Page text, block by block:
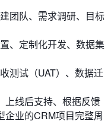
团队、需求调研、目标
、定制化开发、数据集
测试（UAT）、数据迁
上线后支持、根据反馈
企业的CRM项目完整周